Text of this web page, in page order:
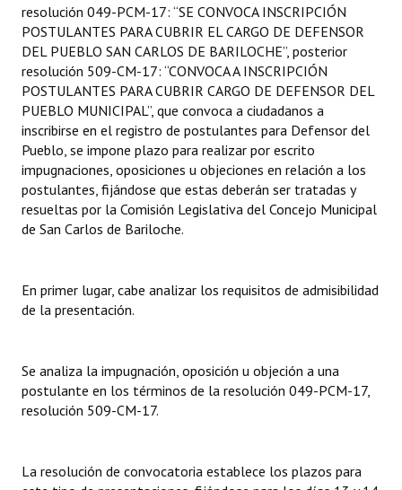
Ciudadano Ilustre - Registro
Banca del Vecino - Registro
Huéspedes de Honor - Registro
Antiguos Pobladores - Registro
Reconocimientos - Registro
Bariloche, Municipio intercultural
REFORMA DE LA CARTA ORGÁNICA
resolución 049-PCM-17: “SE CONVOCA INSCRIPCIÓN
POSTULANTES PARA CUBRIR EL CARGO DE DEFENSOR
DEL PUEBLO SAN CARLOS DE BARILOCHE”, posterior
resolución 509-CM-17: “CONVOCA A INSCRIPCIÓN
POSTULANTES PARA CUBRIR CARGO DE DEFENSOR DEL
PUEBLO MUNICIPAL”, que convoca a ciudadanos a
inscribirse en el registro de postulantes para Defensor del
Pueblo, se impone plazo para realizar por escrito
impugnaciones, oposiciones u objeciones en relación a los
postulantes, fijándose que estas deberán ser tratadas y
resueltas por la Comisión Legislativa del Concejo Municipal
de San Carlos de Bariloche.
En primer lugar, cabe analizar los requisitos de admisibilidad
de la presentación.
Se analiza la impugnación, oposición u objeción a una
postulante en los términos de la resolución 049-PCM-17,
resolución 509-CM-17.
La resolución de convocatoria establece los plazos para